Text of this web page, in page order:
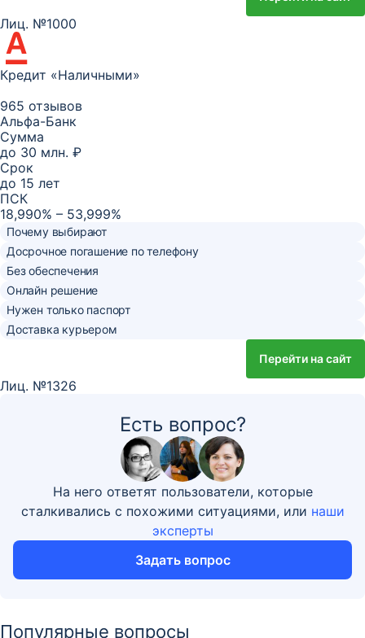
Лиц. №1000
Кредит «Наличными»
965 отзывов
Альфа-Банк
Сумма
до 30 млн. ₽
Срок
до 15 лет
ПСК
18,990% – 53,999%
Почему выбирают
Досрочное погашение по телефону
Без обеспечения
Онлайн решение
Нужен только паспорт
Доставка курьером
Перейти на сайт
Лиц. №1326
Есть вопрос?
На него ответят пользователи, которые
сталкивались с похожими ситуациями, или наши
эксперты
Задать вопрос
Популярные вопросы